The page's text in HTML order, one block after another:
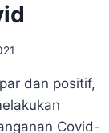
dan positif,
Covid-